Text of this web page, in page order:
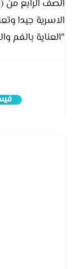
الصف الرابع من
الاسرية جيدا
"العناية بالفم